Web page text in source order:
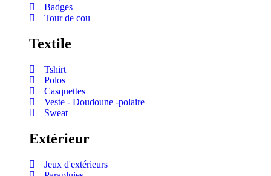
Badges
Tour de cou
Textile
Tshirt
Polos
Casquettes
Veste - Doudoune -polaire
Sweat
Extérieur
Jeux d'extérieurs